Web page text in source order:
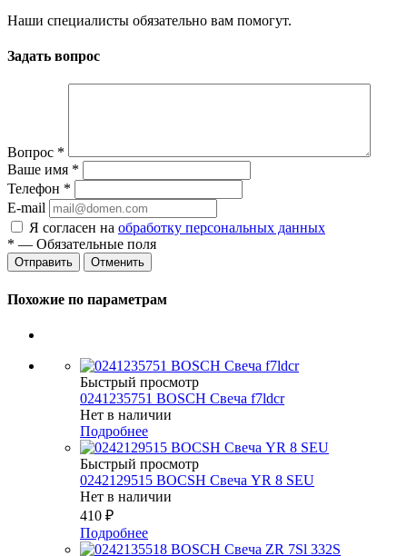
Наши специалисты обязательно вам помогут.
Задать вопрос
Вопрос *
Ваше имя *
Телефон *
E-mail
Я согласен на обработку персональных данных
* — Обязательные поля
Отменить
Похожие по параметрам
Быстрый просмотр
0241235751 BOSCH Свеча f7ldcr
Нет в наличии
Подробнее
Быстрый просмотр
0242129515 BOCSH Свеча YR 8 SEU
Нет в наличии
410 ₽
Подробнее